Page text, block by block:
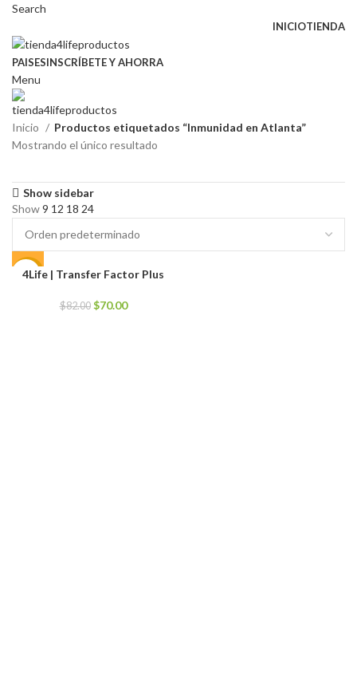
Search
INICIOTIENDA
PAISESINSCRÍBETE Y AHORRA
Menu
Inicio
Productos etiquetados “Inmunidad en Atlanta”
Mostrando el único resultado
Show sidebar
Show9 12 18 24
-15%
4Life | Transfer Factor Plus
$82.00 El
$70.00El